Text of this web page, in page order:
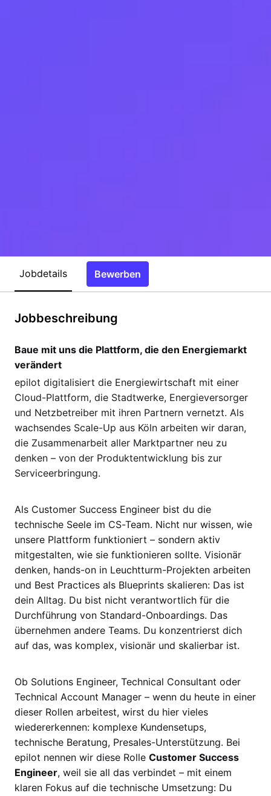
Jobdetails Bewerben
Jobbeschreibung
Baue mit uns die Plattform, die den Energiemarkt
verändert
epilot digitalisiert die Energiewirtschaft mit einer
Cloud-Plattform, die Stadtwerke, Energieversorger
und Netzbetreiber mit ihren Partnern vernetzt. Als
wachsendes Scale-Up aus Köln arbeiten wir daran,
die Zusammenarbeit aller Marktpartner neu zu
denken – von der Produktentwicklung bis zur
Serviceerbringung.
Als Customer Success Engineer bist du die
technische Seele im CS-Team. Nicht nur wissen, wie
unsere Plattform funktioniert – sondern aktiv
mitgestalten, wie sie funktionieren sollte. Visionär
denken, hands-on in Leuchtturm-Projekten arbeiten
und Best Practices als Blueprints skalieren: Das ist
dein Alltag. Du bist nicht verantwortlich für die
Durchführung von Standard-Onboardings. Das
übernehmen andere Teams. Du konzentrierst dich
auf das, was komplex, visionär und skalierbar ist.
Ob Solutions Engineer, Technical Consultant oder
Technical Account Manager – wenn du heute in einer
dieser Rollen arbeitest, wirst du hier vieles
wiedererkennen: komplexe Kundensetups,
technische Beratung, Presales-Unterstützung. Bei
epilot nennen wir diese Rolle Customer Success
Engineer, weil sie all das verbindet – mit einem
klaren Fokus auf die technische Umsetzung: Du